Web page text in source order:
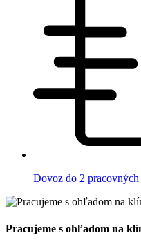
Dovoz do 2 pracovných
Pracujeme s ohľadom na